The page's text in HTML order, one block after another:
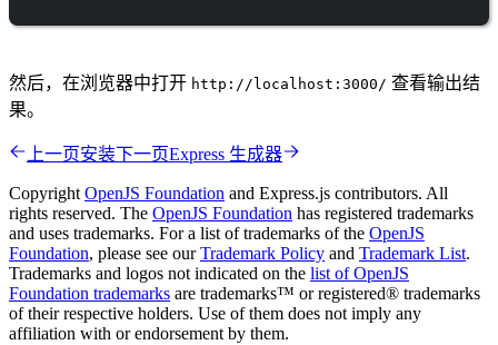
然后，在浏览器中打开 http://localhost:3000/ 查看输出结
果。
上一页安装下一页Express 生成器
Copyright OpenJS Foundation and Express.js contributors. All
rights reserved. The OpenJS Foundation has registered trademarks
and uses trademarks. For a list of trademarks of the OpenJS
Foundation, please see ourTrademark Policy and Trademark List.
Trademarks and logos not indicated on the list of OpenJS
Foundation trademarks are trademarks™ or registered® trademarks
of their respective holders. Use of them does not imply any
affiliation with or endorsement by them.